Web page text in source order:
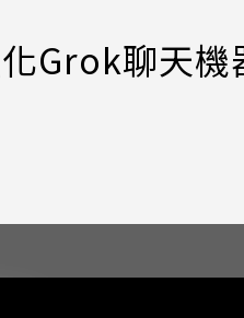
Grok聊天機